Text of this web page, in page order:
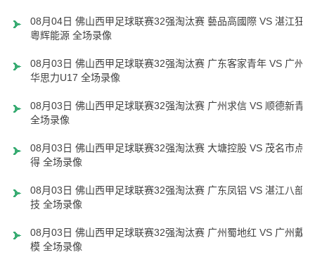
08月04日 佛山西甲足球联赛32强淘汰赛 藝品高國際 VS 湛江狂狼
粵辉能源 全场录像
08月03日 佛山西甲足球联赛32强淘汰赛 广东客家青年 VS 广州英
华思力U17 全场录像
08月03日 佛山西甲足球联赛32强淘汰赛 广州求信 VS 顺德新青年
全场录像
08月03日 佛山西甲足球联赛32强淘汰赛 大塘控股 VS 茂名市点都
得 全场录像
08月03日 佛山西甲足球联赛32强淘汰赛 广东凤铝 VS 湛江八部科
技 全场录像
08月03日 佛山西甲足球联赛32强淘汰赛 广州蜀地红 VS 广州戴拿
模 全场录像